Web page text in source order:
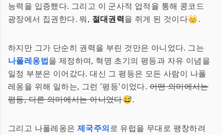
능력을 입증했다. 그리고 이 군사적 업적을 통해 콩코드
광장에서 집권한다. 뭐, 절대권력을 쥐게 된 것이다👑.
하지만 그가 단순히 권력을 부린 것만은 아니었다. 그는
나폴레옹법을 제정하며, 혁명 초기의 평등과 자유 이념을
일정 부분은 이어갔다. 대신 그 평등은 모든 사람이 나폴
레옹을 위해 일하는, 그런 '평등'이었다.어떤 의미에서는
평등, 다른 의미에서는 아니었다😅.
그리고 나폴레옹은 제국주의로 유럽을 무대로 팽창하려